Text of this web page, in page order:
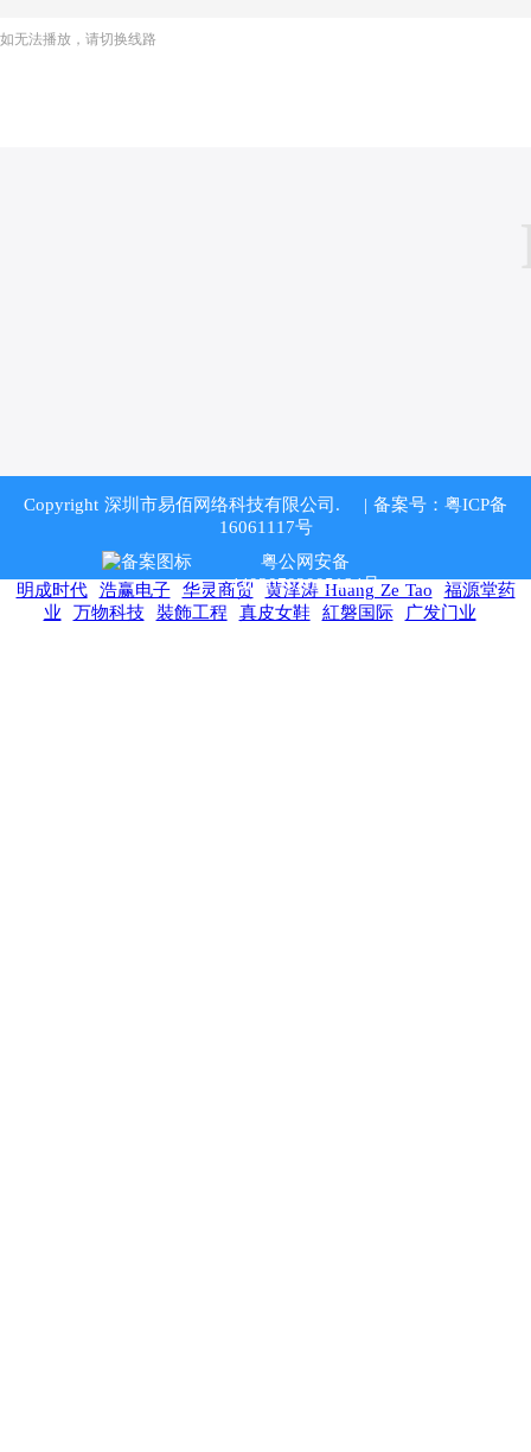
如无法播放，请切换线路
Copyright 深圳市易佰网络科技有限公司.
| 备案号：粤ICP备
16061117号
粤公网安备
44030702005184号
明成时代 浩赢电子 华灵商贸 黄泽涛 Huang Ze Tao
福源堂药
业
万物科技 裝飾工程 真皮女鞋 紅磐国际 广发门业